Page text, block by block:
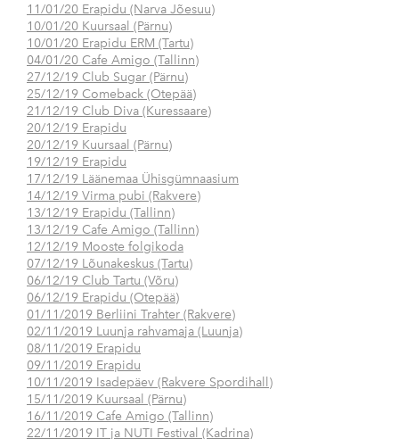
11/01/20 Erapidu (Narva Jõesuu)
10/01/20 Kuursaal (Pärnu)
10/01/20 Erapidu ERM (Tartu)
04/01/20 Cafe Amigo (Tallinn)
27/12/19 Club Sugar (Pärnu)
25/12/19 Comeback (Otepää)
21/12/19 Club Diva (Kuressaare)
20/12/19 Erapidu
20/12/19 Kuursaal (Pärnu)
19/12/19 Erapidu
17/12/19 Läänemaa Ühisgümnaasium
14/12/19 Virma pubi (Rakvere)
13/12/19 Erapidu (Tallinn)
13/12/19 Cafe Amigo (Tallinn)
12/12/19 Mooste folgikoda
07/12/19 Lõunakeskus (Tartu)
06/12/19 Club Tartu (Võru)
06/12/19 Erapidu (Otepää)
01/11/2019 Berliini Trahter (Rakvere)
02/11/2019 Luunja rahvamaja (Luunja)
08/11/2019 Erapidu
09/11/2019 Erapidu
10/11/2019 Isadepäev (Rakvere Spordihall)
15/11/2019 Kuursaal (Pärnu)
16/11/2019 Cafe Amigo (Tallinn)
22/11/2019 IT ja NUTI Festival (Kadrina)